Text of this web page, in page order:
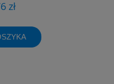
zł